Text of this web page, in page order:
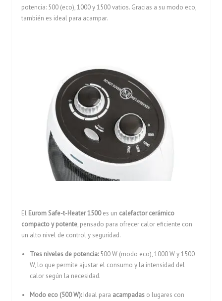
potencia: 500 (eco), 1000 y 1500 vatios. Gracias a su modo eco,
también es ideal para acampar.
El Eurom Safe-t-Heater 1500es un calefactor cerámico
compacto y potente, pensado para ofrecer calor eficiente con
un alto nivel de control y seguridad.
Tres niveles de potencia:500 W (modo eco), 1000 W y 1500
W, lo que permite ajustar el consumo y la intensidad del
calor según la necesidad.
Modo eco (500 W):Ideal para acampadas o lugares con